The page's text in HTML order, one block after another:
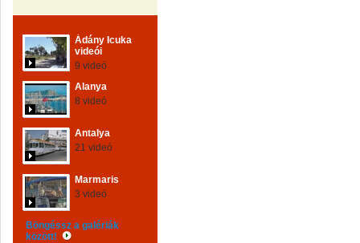
Ádány Icuka
videói
9 videó
Alanya
8 videó
Antalya
21 videó
Marmaris
3 videó
Böngéssz a galériák
között!